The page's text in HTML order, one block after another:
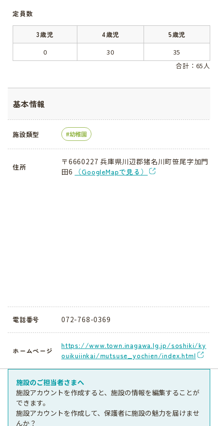
定員数
3歳児 4歳児
5歳児
0
30
35
合計：65人
基本情報
施設類型 幼稚園
住所
〒6660227 兵庫県川辺郡猪名川町笹尾字加門
田6
（GoogleMapで見る）
電話番号 072-768-0369
ホームページ
https://www.town.inagawa.lg.jp/soshiki/ky
ouikuiinkai/mutsuse_yochien/index.html
施設のご担当者さまへ
施設アカウントを作成すると、施設の情報を編集することが
できます。
施設アカウントを作成して、保護者に施設の魅力を届けませ
んか？